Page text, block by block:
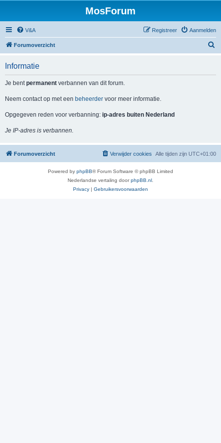
MosForum
V&A Aanmelden
Registreer
Forumoverzicht
Informatie
Je bentpermanent verbannen van dit forum.
Neem contact op met een beheerder voor meer informatie.
Opgegeven reden voor verbanning: ip-adres buiten Nederland
Je IP-adres is verbannen.
Forumoverzicht Alle tijden zijn UTC+01:00
Verwijder cookies
Powered by phpBB® Forum Software © phpBB Limited
Nederlandse vertaling doorphpBB.nl
Privacy | Gebruikersvoorwaarden